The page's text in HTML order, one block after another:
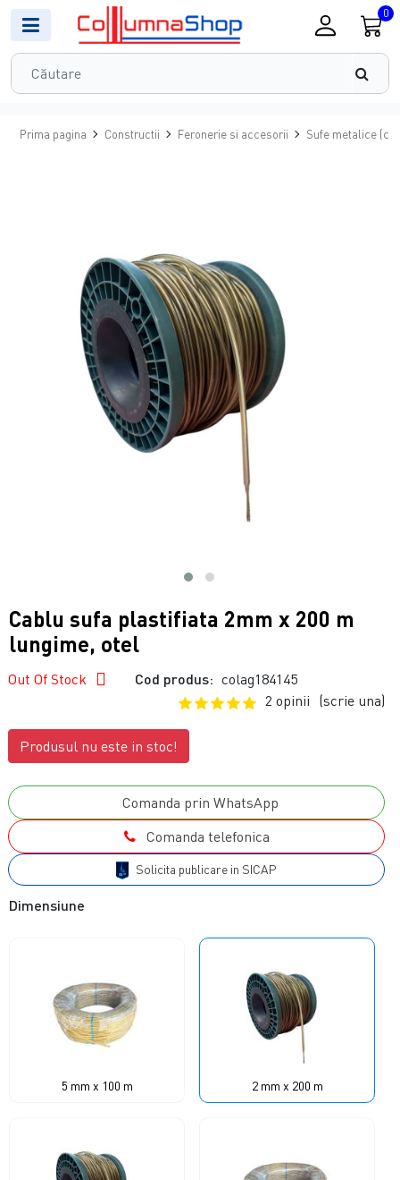
0
Prima pagina Constructii Feronerie si accesorii Sufe metalice
Cablu sufa plastifiata 2mm x 200 m
lungime, otel
Out Of Stock Cod produs: colag184145
2 opinii (scrie una)
Produsul nu este in stoc!
Comanda prin WhatsApp
Comanda telefonica
Solicita publicare in SICAP
Dimensiune
5 mm x 100 m 2 mm x 200 m